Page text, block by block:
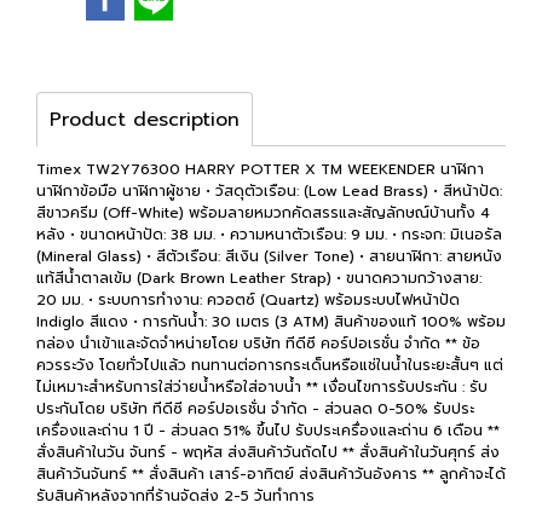
Product description
Timex TW2Y76300 HARRY POTTER X TM WEEKENDER นาฬิกา
นาฬิกาข้อมือ นาฬิกาผู้ชาย • วัสดุตัวเรือน: (Low Lead Brass) • สีหน้าปัด:
สีขาวครีม (Off-White) พร้อมลายหมวกคัดสรรและสัญลักษณ์บ้านทั้ง 4
หลัง • ขนาดหน้าปัด: 38 มม. • ความหนาตัวเรือน: 9 มม. • กระจก: มิเนอรัล
(Mineral Glass) • สีตัวเรือน: สีเงิน (Silver Tone) • สายนาฬิกา: สายหนัง
แท้สีน้ำตาลเข้ม (Dark Brown Leather Strap) • ขนาดความกว้างสาย:
20 มม. • ระบบการทำงาน: ควอตซ์ (Quartz) พร้อมระบบไฟหน้าปัด
Indiglo สีแดง • การกันน้ำ: 30 เมตร (3 ATM) สินค้าของแท้ 100% พร้อม
กล่อง นำเข้าและจัดจำหน่ายโดย บริษัท ทีดีซี คอร์ปอเรชั่น จำกัด ** ข้อ
ควรระวัง โดยทั่วไปแล้ว ทนทานต่อการกระเด็นหรือแช่ในน้ำในระยะสั้นๆ แต่
ไม่เหมาะสำหรับการใส่ว่ายน้ำหรือใส่อาบน้ำ ** เงื่อนไขการรับประกัน : รับ
ประกันโดย บริษัท ทีดีซี คอร์ปอเรชั่น จำกัด - ส่วนลด 0-50% รับประ
เครื่องและถ่าน 1 ปี - ส่วนลด 51% ขึ้นไป รับประเครื่องและถ่าน 6 เดือน **
สั่งสินค้าในวัน จันทร์ - พฤหัส ส่งสินค้าวันถัดไป ** สั่งสินค้าในวันศุกร์ ส่ง
สินค้าวันจันทร์ ** สั่งสินค้า เสาร์-อาทิตย์ ส่งสินค้าวันอังคาร ** ลูกค้าจะได้
รับสินค้าหลังจากที่ร้านจัดส่ง 2-5 วันทำการ